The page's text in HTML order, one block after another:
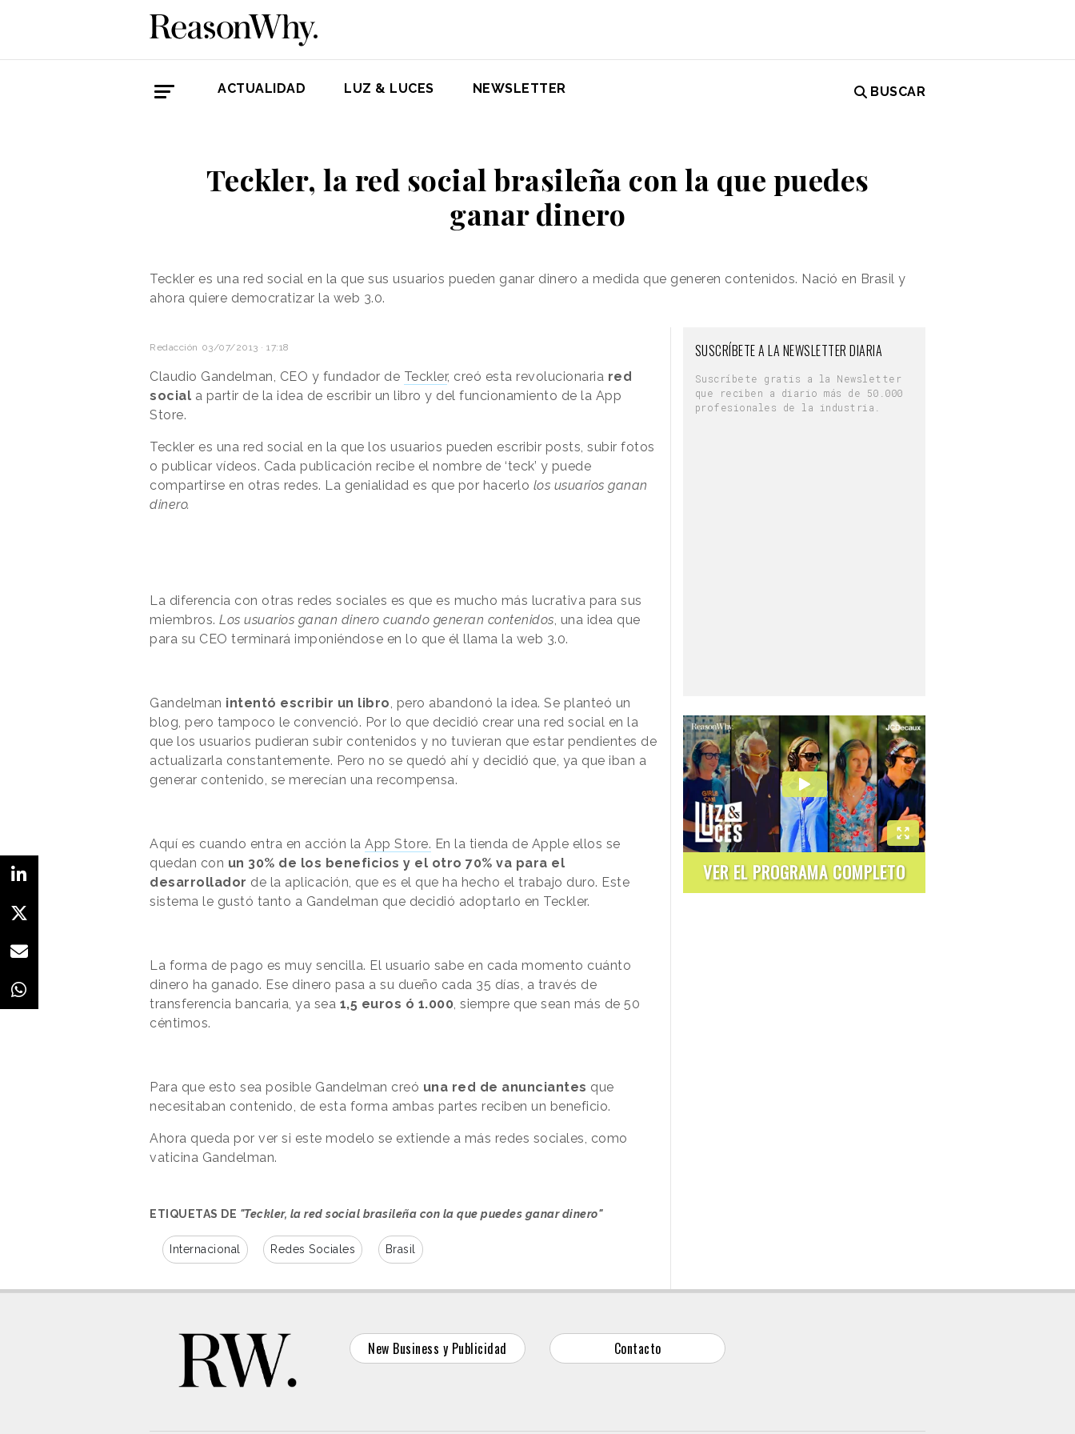
ACTUALIDAD LUZ & LUCES NEWSLETTER BUSCAR
Teckler, la red social brasileña con la que puedes
ganar dinero
Teckler es una red social en la que sus usuarios pueden ganar dinero a medida que generen contenidos. Nació en Brasil y
ahora quiere democratizar la web 3.0.
Redacción 03/07/2013 · 17:18
Claudio Gandelman, CEO y fundador de Teckler, creó esta revolucionaria red
social a partir de la idea de escribir un libro y del funcionamiento de la App
Store.
Teckler es una red social en la que los usuarios pueden escribir posts, subir fotos
o publicar vídeos. Cada publicación recibe el nombre de ‘teck’ y puede
compartirse en otras redes. La genialidad es que por hacerlo los usuarios ganan
dinero.
La diferencia con otras redes sociales es que es mucho más lucrativa para sus
miembros. Los usuarios ganan dinero cuando generan contenidos , una idea que
para su CEO terminará imponiéndose en lo que él llama la web 3.0.
Gandelman intentó escribir un libro , pero abandonó la idea. Se planteó un
blog, pero tampoco le convenció. Por lo que decidió crear una red social en la
que los usuarios pudieran subir contenidos y no tuvieran que estar pendientes de
actualizarla constantemente. Pero no se quedó ahí y decidió que, ya que iban a
generar contenido, se merecían una recompensa.
Aquí es cuando entra en acción la App Store. En la tienda de Apple ellos se
quedan con un 30% de los beneficios y el otro 70% va para el
desarrollador de la aplicación, que es el que ha hecho el trabajo duro. Este
sistema le gustó tanto a Gandelman que decidió adoptarlo en Teckler.
La forma de pago es muy sencilla. El usuario sabe en cada momento cuánto
dinero ha ganado. Ese dinero pasa a su dueño cada 35 días, a través de
transferencia bancaria, ya sea 1,5 euros ó 1.000 , siempre que sean más de 50
céntimos.
Para que esto sea posible Gandelman creó una red de anunciantes que
necesitaban contenido, de esta forma ambas partes reciben un beneficio.
Ahora queda por ver si este modelo se extiende a más redes sociales, como
vaticina Gandelman.
ETIQUETAS DE "Teckler, la red social brasileña con la que puedes ganar dinero"
Internacional Redes Sociales Brasil
SUSCRÍBETE A LA NEWSLETTER DIARIA
Suscríbete gratis a la Newsletter
que reciben a diario más de 50.000
profesionales de la industria.
VER EL PROGRAMA COMPLETO
New Business y Publicidad Contacto